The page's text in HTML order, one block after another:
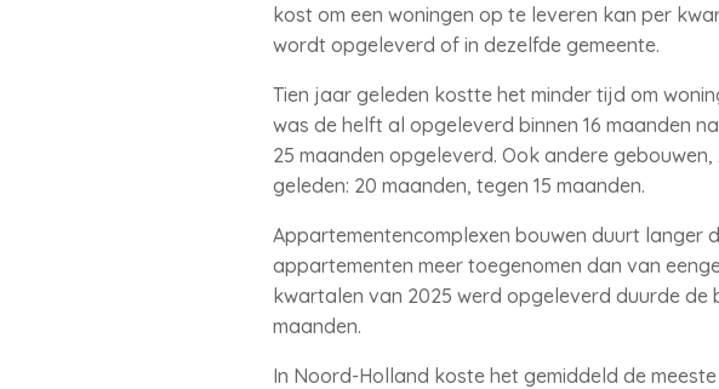
kost om een woningen op te leveren kan per
wordt opgeleverd of in dezelfde gemeente.
Tien jaar geleden kostte het minder tijd om
was de helft al opgeleverd binnen 16 maanden
25 maanden opgeleverd. Ook andere
geleden: 20 maanden, tegen 15 maanden.
Appartementencomplexen bouwen duurt langer
appartementen meer toegenomen dan van
kwartalen van 2025 werd opgeleverd duurde de
maanden.
In Noord-Holland koste het gemiddeld de